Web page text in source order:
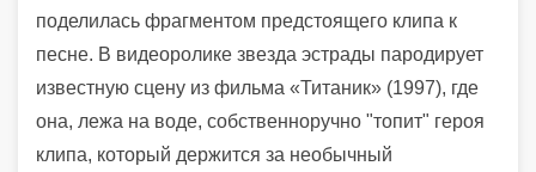
поделилась фрагментом предстоящего клипа к
песне. В видеоролике звезда эстрады пародирует
известную сцену из фильма «Титаник» (1997), где
она, лежа на воде, собственноручно "топит" героя
клипа, который держится за необычный